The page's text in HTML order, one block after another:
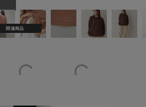
関連商品